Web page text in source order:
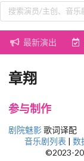
最新演出
章翔
参与制作
剧院魅影歌词译配
音乐剧列表 | 数
©2023-